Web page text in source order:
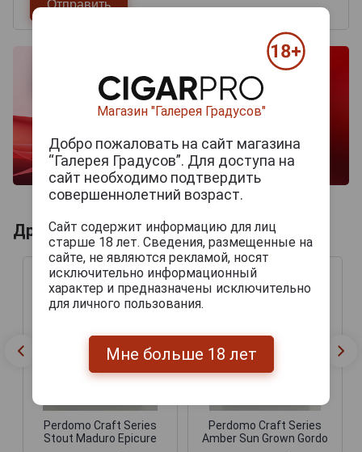
Другие продукты бренда PERDOMO
Perdomo Craft Series
Stout Maduro Epicure
Perdomo Craft Series
Amber Sun Grown Gordo
Магазин "Галерея Градусов"
Добро пожаловать на сайт магазина
“Галерея Градусов”. Для доступа на
сайт необходимо подтвердить
совершеннолетний возраст.
Сайт содержит информацию для лиц
старше 18 лет. Сведения, размещенные на
сайте, не являются рекламой, носят
исключительно информационный
характер и предназначены исключительно
для личного пользования.
Мне больше 18 лет